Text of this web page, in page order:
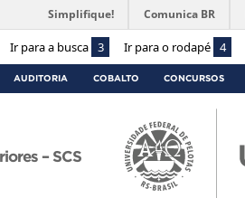
Ir para a busca 3 Ir para o rodapé 4
Simplifique! Comunica BR
AUDITORIA COBALTO CONCURSOS
– SCS